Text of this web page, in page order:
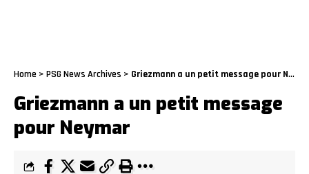
Home > PSG News Archives > Griezmann a un petit message pour Neymar
Griezmann a un petit message
pour Neymar